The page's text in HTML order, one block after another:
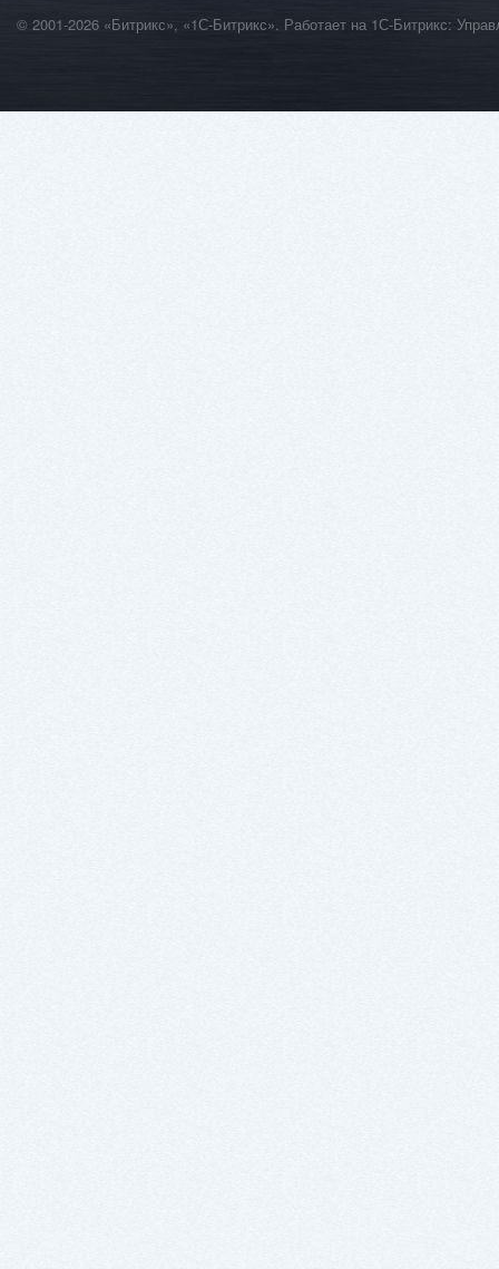
© 2001-2026 «Битрикс», «1С-Битрикс». Работает на 1С-Битрикс: